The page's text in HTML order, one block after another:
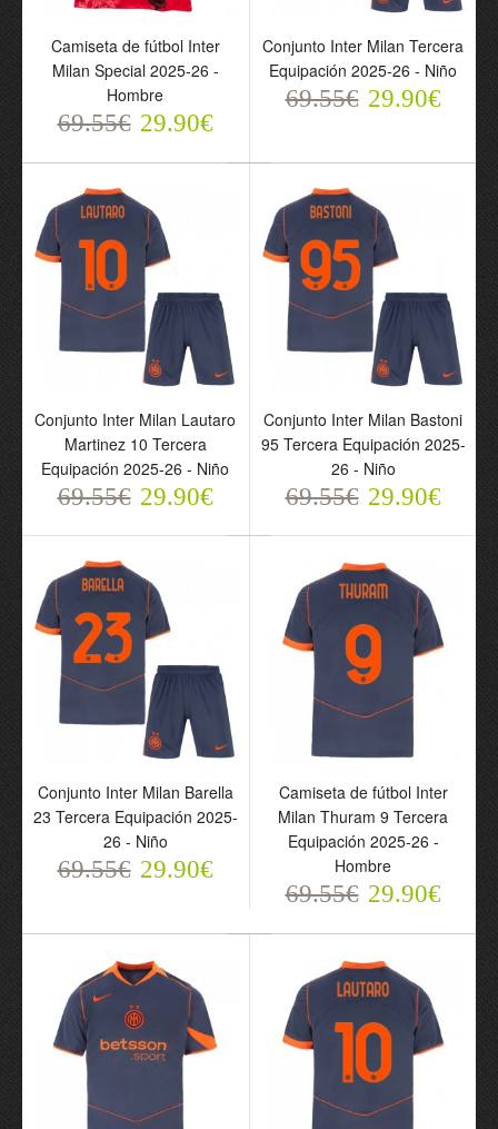
Camiseta De
Entrenamiento Inter Milan
2025-26 - Niño
69.55€ 29.90€
Camiseta de fútbol Inter
Milan x Snake Special
2025-26 - Hombre
29.90€
Camiseta de fútbol Inter
Milan Special 2025-26 -
Hombre
69.55€ 29.90€
Conjunto Inter Milan
Tercera Equipación 2025-
26 - Niño
69.55€
Conjunto Inter Milan
Lautaro Martinez 10
Conjunto Inter Milan
Bastoni 95 Tercera
Camiseta de fútbol Inter
Milan Special 2025-26 -
Hombre
69.55€ 29.90€
Conjunto Inter Milan Tercera
Equipación 2025-26 - Niño
69.55€ 29.90€
Conjunto Inter Milan Lautaro
Martinez 10 Tercera
Equipación 2025-26 - Niño
69.55€ 29.90€
Conjunto Inter Milan Bastoni
95 Tercera Equipación 2025-
26 - Niño
69.55€ 29.90€
Conjunto Inter Milan Barella
23 Tercera Equipación 2025-
26 - Niño
69.55€ 29.90€
Camiseta de fútbol Inter
Milan Thuram 9 Tercera
Equipación 2025-26 -
Hombre
69.55€ 29.90€